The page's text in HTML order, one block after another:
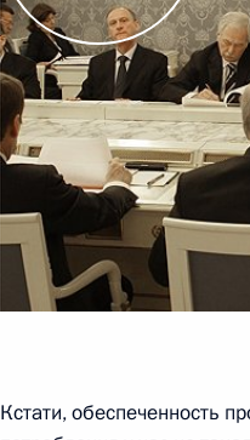
Продовольственные
в основном на базе
4 декабря 2009 года, 15:00
Церемония
войны
Кстати, обеспеченность